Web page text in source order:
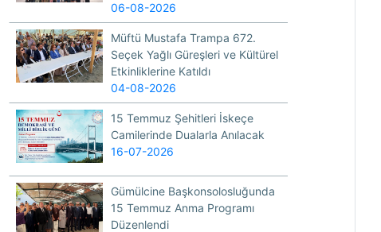
06-08-2026
Müftü Mustafa Trampa 672.
Seçek Yağlı Güreşleri ve Kültürel
Etkinliklerine Katıldı
04-08-2026
15 Temmuz Şehitleri İskeçe
Camilerinde Dualarla Anılacak
16-07-2026
Gümülcine Başkonsolosluğunda
15 Temmuz Anma Programı
Düzenlendi